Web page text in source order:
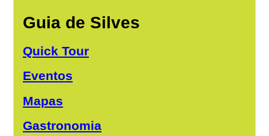
Guia de Silves
Quick Tour
Eventos
Mapas
Gastronomia